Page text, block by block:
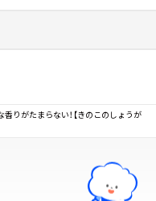
りがたまらない！【きのこのしょうが